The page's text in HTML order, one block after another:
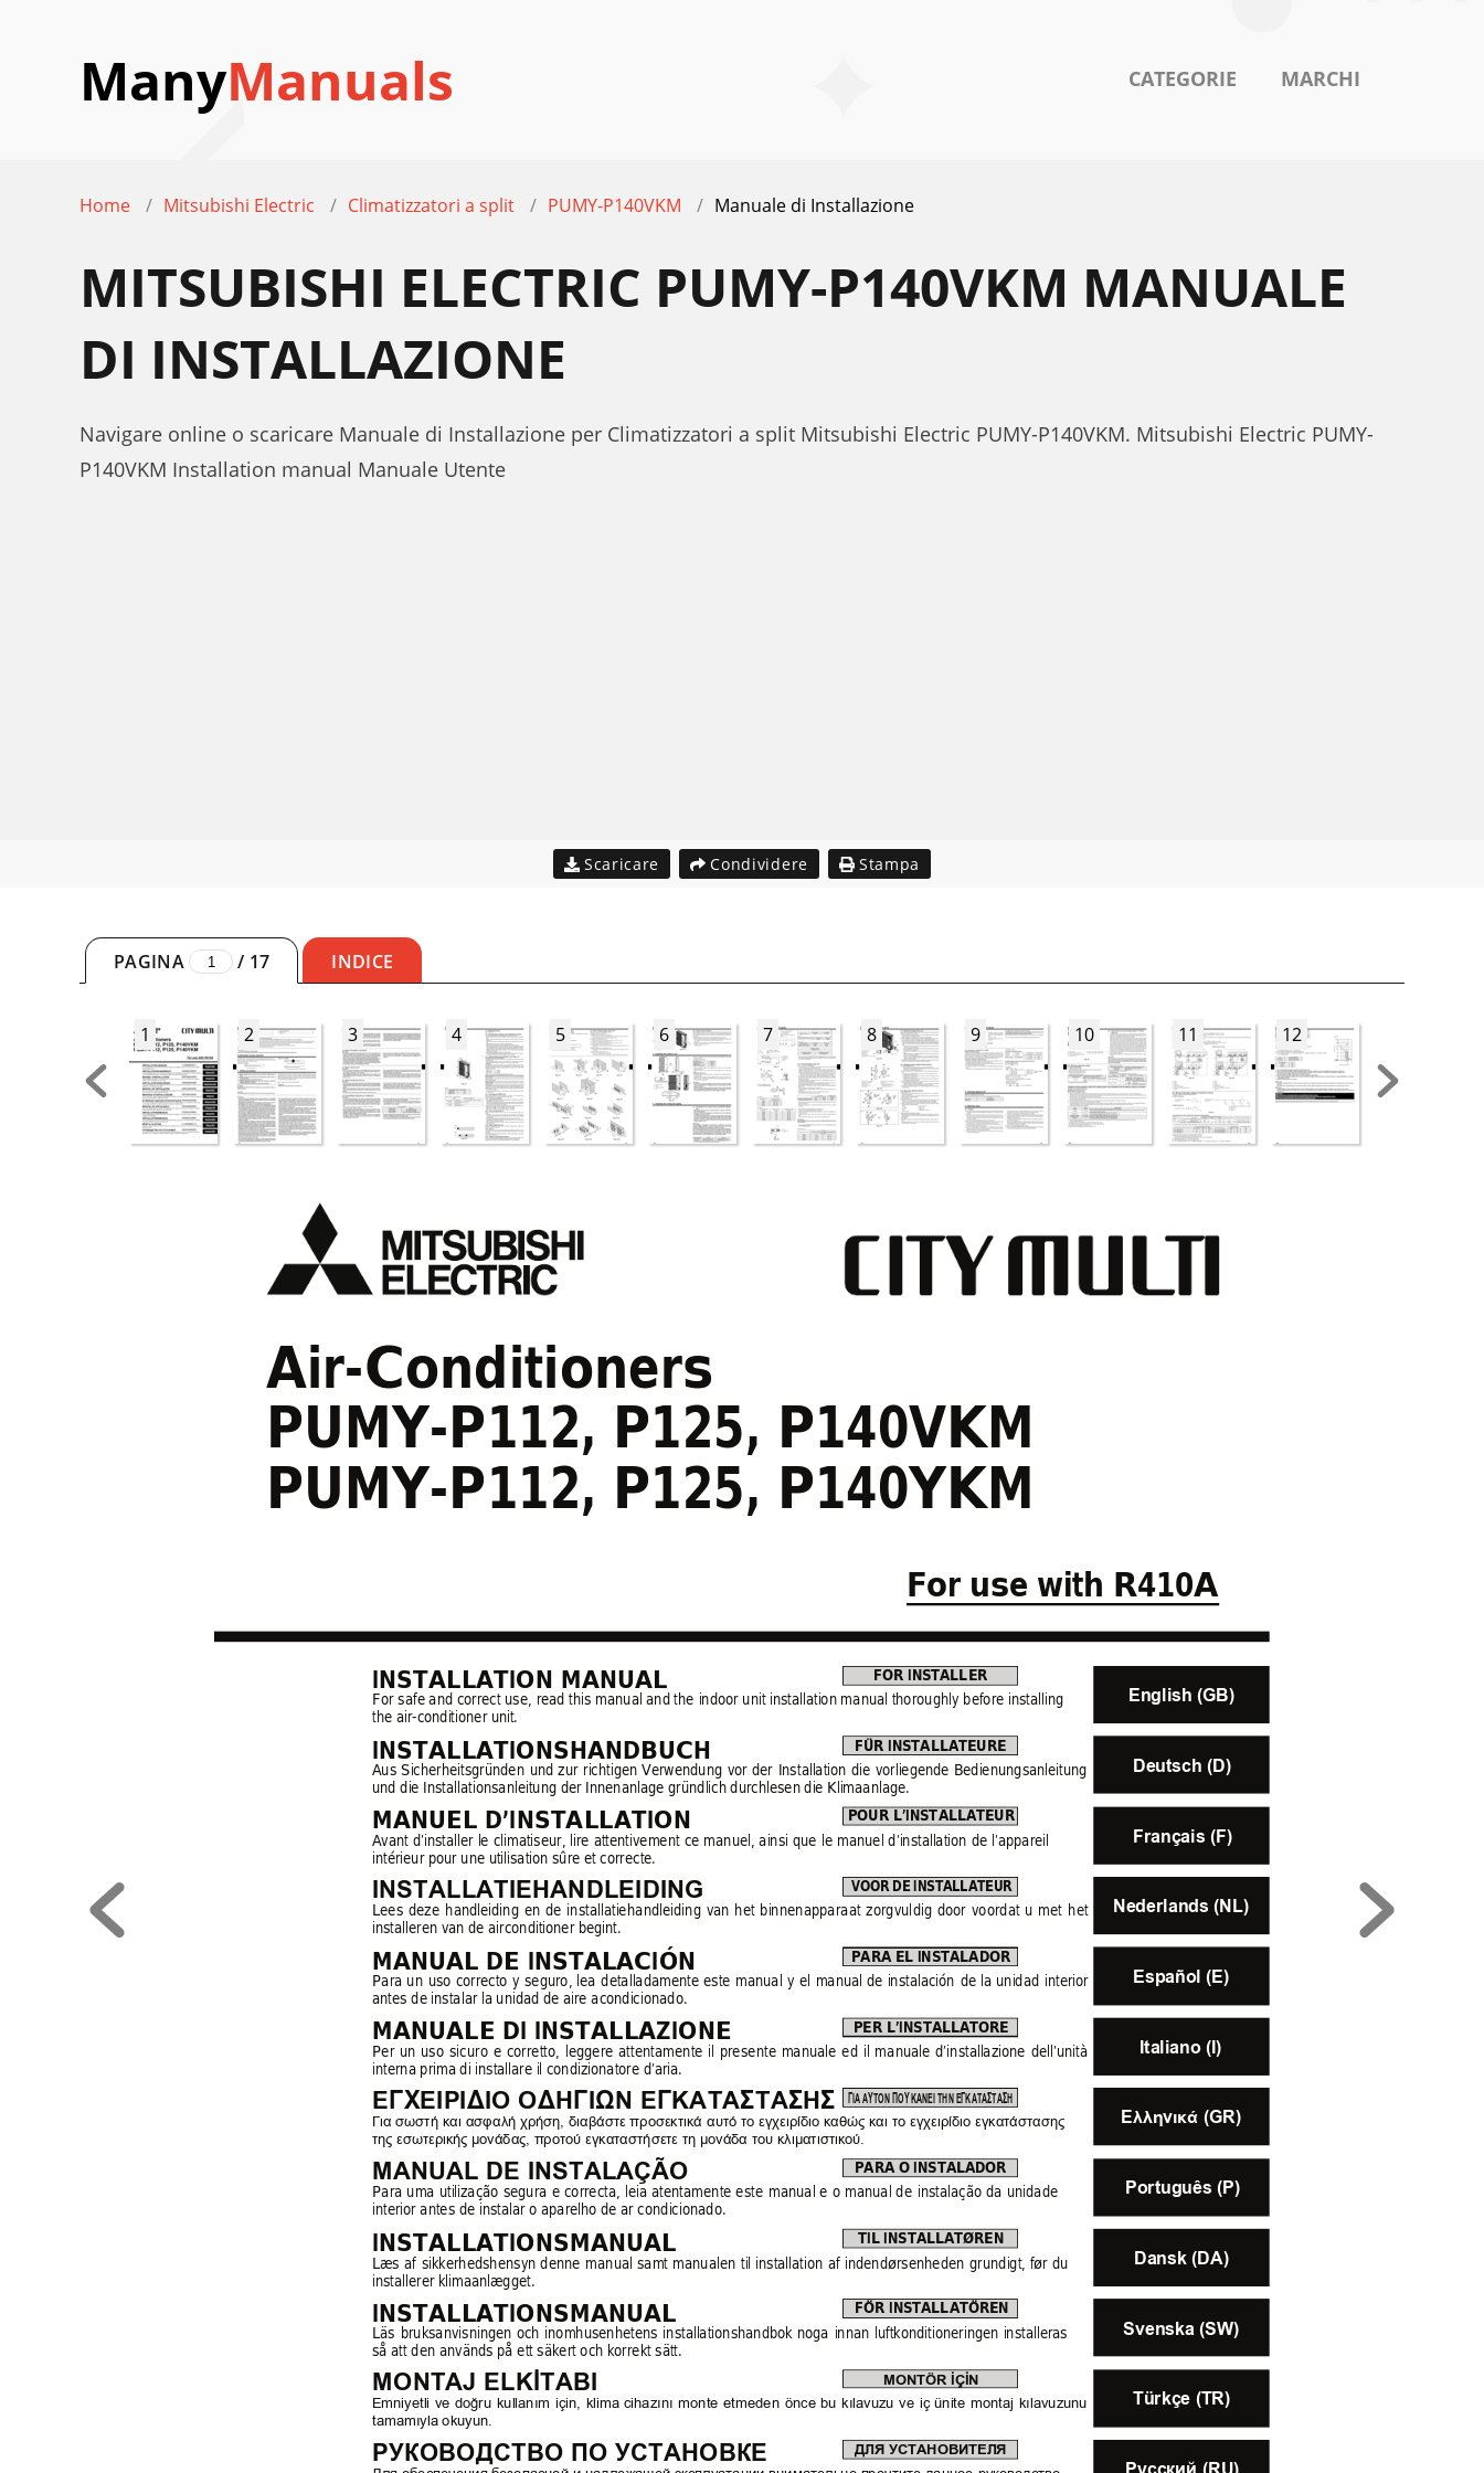
ManyManuals CATEGORIE MARCHI
Home Mitsubishi Electric Climatizzatori a split PUMY-P140VKM Manuale di Installazione
MITSUBISHI ELECTRIC PUMY-P140VKM MANUALE
DI INSTALLAZIONE
Navigare online o scaricare Manuale di Installazione per Climatizzatori a split Mitsubishi Electric PUMY-P140VKM. Mitsubishi Electric PUMY-
P140VKM Installation manual Manuale Utente
Scaricare Condividere Stampa
PAGINA / 17 INDICE
1 2 3 4 5 6 7 8 9 10 11 12
MONTÖR İÇİN
ДЛЯ УСТАНОВИТЕЛЯ
TIL INSTALLATØREN
FÖR INSTALLATÖREN
PARA O INSTALADOR
ΓΙΑ ΑΥΤΟΝ ΠΟΥ ΚΑΝΕΙ ΤΗΝ ΕΓΚΑΤΑΣΤΑΣΗ
PER L’INSTALLATORE
PARA EL INSTALADOR
VOOR DE INSTALLATEUR
POUR L’INSTALLATEUR
FÜR INSTALLATEURE
FOR INSTALLER
Air-Conditioners
PUMY-P112, P125, P140VKM
PUMY-P112, P125, P140YKM
For use with R410A
Eλληνικά (GR)
INSTALLATION MANUAL
For safe and correct use, read this manual and the indoor unit installation manual thoroughly before installing
the air-conditioner unit.
РУКОВОДСТВО ПО УСТАНОВКЕ
INSTALLATIONSHANDBUCH
Aus Sicherheitsgründen und zur richtigen Verwendung vor der Installation die vorliegende Bedienungsanleitung
und die Installationsanleitung der Innenanlage gründlich durchlesen die Klimaanlage.
MANUEL D’INSTALLATION
Avant d’installer le climatiseur, lire attentivement ce manuel, ainsi que le manuel d’installation de l’appareil
intérieur pour une utilisation sûre et correcte.
INSTALLATIEHANDLEIDING
Lees deze handleiding en de installatiehandleiding van het binnenapparaat zorgvuldig door voordat u met het
installeren van de airconditioner begint.
MANUAL DE INSTALACIÓN
Para un uso correcto y seguro, lea detalladamente este manual y el manual de instalación de la unidad interior
antes de instalar la unidad de aire acondicionado.
MANUALE DI INSTALLAZIONE
Per un uso sicuro e corretto, leggere attentamente il presente manuale ed il manuale d’installazione dell’unità
interna prima di installare il condizionatore d’aria.
EΓΧEIPIΔIO OΔHΓIΩN EΓKATAΣTAΣHΣ
Για σωστή και ασφαλή χρήση, διαβάστε προσεκτικά αυτό το εγχειρίδιο καθώς και το εγχειρίδιο εγκατάστασης
της εσωτερικής μονάδας, προτού εγκαταστήσετε τη μονάδα του κλιματιστικού.
MANUAL DE INSTALAÇÃO
Para uma utilização segura e correcta, leia atentamente este manual e o manual de instalação da unidade
interior antes de instalar o aparelho de ar condicionado.
INSTALLATIONSMANUAL
Læs af sikkerhedshensyn denne manual samt manualen til installation af indendørsenheden grundigt, før du
installerer klimaanlægget.
INSTALLATIONSMANUAL
Läs bruksanvisningen och inomhusenhetens installationshandbok noga innan luftkonditioneringen installeras
så att den används på ett säkert och korrekt sätt.
MONTAJ ELKİTABI
Emniyetli ve doğru kullanım için, klima cihazını monte etmeden önce bu kılavuzu ve iç ünite montaj kılavuzunu
tamamıyla okuyun.
Türkçe (TR)
English (GB)
Deutsch (D)
Français (F)
Nederlands (NL)
Español (E)
Italiano (I)
Português (P)
Dansk (DA)
Svenska (SW)